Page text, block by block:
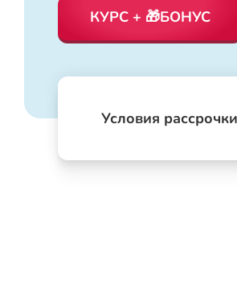
КУРС + 🎁БОНУС
Условия рассрочки